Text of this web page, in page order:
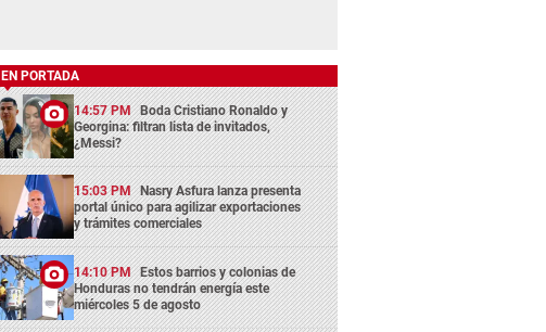
EN PORTADA
14:57 PM Boda Cristiano Ronaldo y
Georgina: filtran lista de invitados,
¿Messi?
15:03 PM Nasry Asfura lanza presenta
portal único para agilizar exportaciones
y trámites comerciales
14:10 PM Estos barrios y colonias de
Honduras no tendrán energía este
miércoles 5 de agosto